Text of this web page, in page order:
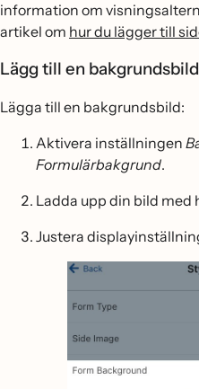
information om
artikel om hur du lägger till
Lägg till en bakgrundsbild
Lägga till en bakgrundsbild:
Aktivera inställningen
Formulärbakgrund.
Ladda upp din bild med
Justera